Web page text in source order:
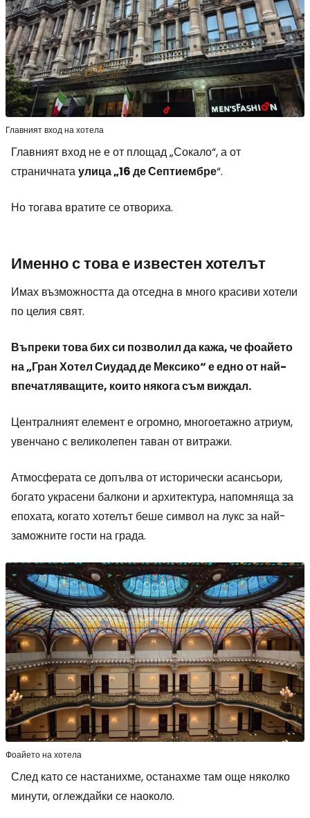
Главният вход на хотела
Главният вход не е от площад „Сокало“, а от
страничнатаулица „16 де Септиембре“.
Но тогава вратите се отвориха.
Именно с това е известен хотелът
Имах възможността да отседна в много красиви хотели
по целия свят.
Въпреки това бих си позволил да кажа, че фоайето
на „Гран Хотел Сиудад де Мексико“ е едно от най-
впечатляващите, които някога съм виждал.
Централният елемент е огромно, многоетажно атриум,
увенчано с великолепен таван от витражи.
Атмосферата се допълва от исторически асансьори,
богато украсени балкони и архитектура, напомняща за
епохата, когато хотелът беше символ на лукс за най-
заможните гости на града.
Фоайето на хотела
След като се настанихме, останахме там още няколко
минути, оглеждайки се наоколо.